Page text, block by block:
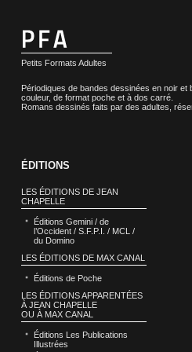
Petits Formats Adultes
Périodiques de bandes dessinées en noir et
couleur, de format poche et à dos carré.
Romans dessinés faits par des adultes,
ÉDITIONS
LES ÉDITIONS DE JEAN
CHAPELLE
Éditions Gemini / de
l’Occident / S.F.P.I. / MCL /
du Domino
LES ÉDITIONS DE MAX CANAL
Éditions de Poche
LES ÉDITIONS APPARENTÉES
À JEAN CHAPELLE
OU À MAX CANAL
Éditions Les Publications
Illustrées